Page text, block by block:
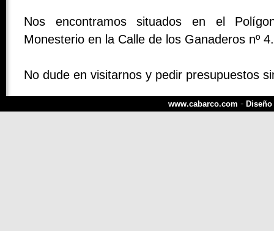
Nos encontramos situados en el
Monesterio en la Calle de los Ganaderos nº 4.
No dude en visitarnos y pedir presupuestos
www.cabarco.com -